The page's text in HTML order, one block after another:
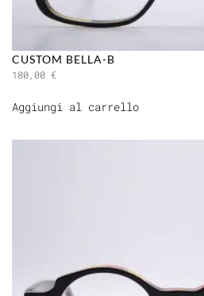
CUSTOM BELLA-B
180,00 €
Aggiungi al carrello